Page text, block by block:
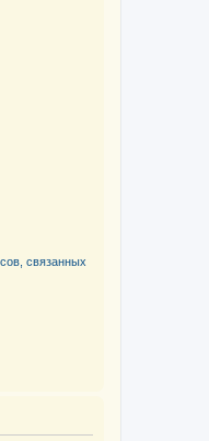
связанных